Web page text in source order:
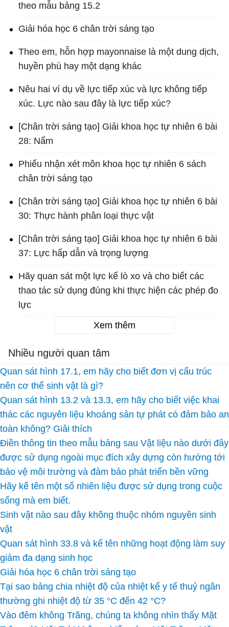
theo mẫu bảng 15.2
Giải hóa học 6 chân trời sáng tạo
Theo em, hỗn hợp mayonnaise là một dung dịch,
huyền phù hay một dạng khác
Nêu hai ví dụ về lực tiếp xúc và lực không tiếp
xúc. Lực nào sau đây là lực tiếp xúc?
[Chân trời sáng tạo] Giải khoa học tự nhiên 6 bài
28: Nấm
Phiếu nhận xét môn khoa học tự nhiên 6 sách
chân trời sáng tạo
[Chân trời sáng tạo] Giải khoa học tự nhiên 6 bài
30: Thực hành phân loại thực vật
[Chân trời sáng tạo] Giải khoa học tự nhiên 6 bài
37: Lực hấp dẫn và trọng lượng
Hãy quan sát một lực kế lò xo và cho biết các
thao tác sử dụng đúng khi thực hiện các phép đo
lực
Xem thêm
Nhiều người quan tâm
Quan sát hình 17.1, em hãy cho biết đơn vị cấu trúc
nên cơ thể sinh vật là gì?
Quan sát hình 13.2 và 13.3, em hãy cho biết việc khai
thác các nguyên liệu khoáng sản tự phát có đảm bảo an
toàn không? Giải thích
Điền thông tin theo mẫu bảng sau Vật liệu nào dưới đây
được sử dụng ngoài mục đích xây dựng còn hướng tới
bảo vệ môi trường và đảm bảo phát triển bền vững
Hãy kể tên một số nhiên liệu được sử dụng trong cuộc
sống mà em biết.
Sinh vật nào sau đây không thuộc nhóm nguyên sinh
vật
Quan sát hình 33.8 và kể tên những hoạt động làm suy
giảm đa dạng sinh học
Giải hóa học 6 chân trời sáng tạo
Tại sao bảng chia nhiệt độ của nhiệt kế y tế thuỷ ngân
thường ghi nhiệt độ từ 35 °C đến 42 °C?
Vào đêm không Trăng, chúng ta không nhìn thấy Mặt